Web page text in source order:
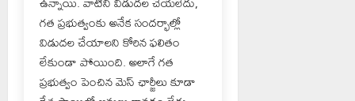
గత ప్రభుత్వంకు అనేక సందర్భాల్లో
విడుదల చేయాలని కోరిన ఫలితం
లేకుండా పోయింది. అలాగే గత
ప్రభుత్వం పెంచిన మెస్ ఛార్జీలు కూడా